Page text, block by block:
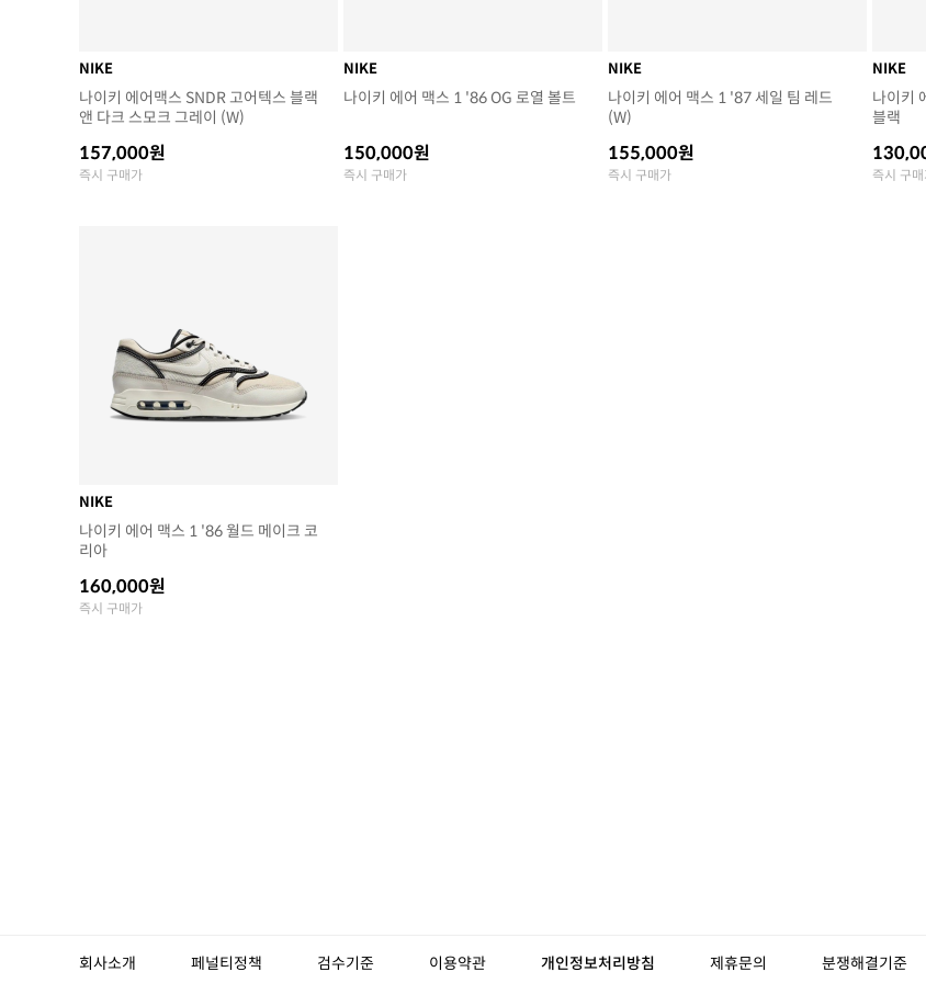
NIKE
나이키 에어맥스 SNDR 고어텍스 블랙
앤 다크 스모크 그레이 (W)
157,000원
즉시 구매가
NIKE
나이키 에어 맥스 1 '86 OG 로열 볼트
150,000원
즉시 구매가
NIKE
나이키 에어 맥스 1 '87 세일 팀 레드
(W)
155,000원
즉시 구매가
NIKE
나이키
블랙
즉시 구
NIKE
나이키 에어 맥스 1 '86 월드 메이크 코
리아
160,000원
즉시 구매가
회사소개 페널티정책 검수기준 이용약관 개인정보처리방침 제휴문의 분쟁해결기준